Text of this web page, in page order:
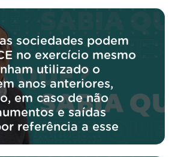
sociedades podem
no exercício mesmo
utilizado o
anos anteriores,
em caso de não
e saídas
referência a esse